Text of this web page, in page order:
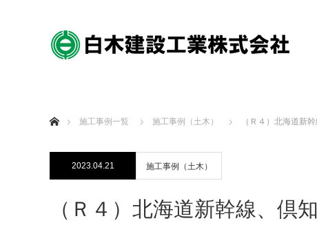
施工事例一覧
施工事例（土木） （Ｒ４）北海道新
2023.04.21 施工事例（土木）
（Ｒ４）北海道新幹線、倶